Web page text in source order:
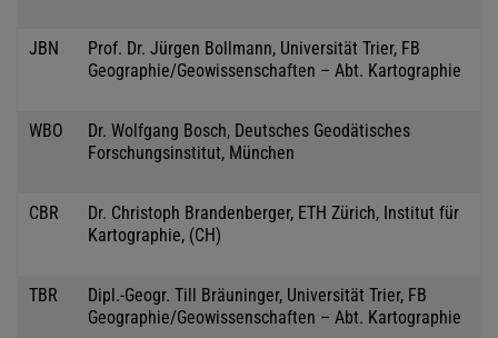
JBN
Prof. Dr. Jürgen Bollmann, Universität Trier, FB
Geographie/Geowissenschaften – Abt. Kartographie
WBO
Dr. Wolfgang Bosch, Deutsches Geodätisches
Forschungsinstitut, München
CBR
Dr. Christoph Brandenberger, ETH Zürich, Institut für
Kartographie, (CH)
TBR
Dipl.-Geogr. Till Bräuninger, Universität Trier, FB
Geographie/Geowissenschaften – Abt. Kartographie